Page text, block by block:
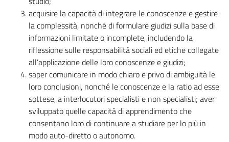
acquisire la capacità di integrare le conoscenze e gestire
la complessità, nonché di formulare giudizi sulla base di
informazioni limitate o incomplete, includendo la
riflessione sulle responsabilità sociali ed etiche collegate
all’applicazione delle loro conoscenze e giudizi;
saper comunicare in modo chiaro e privo di ambiguità le
loro conclusioni, nonché le conoscenze e la ratio ad esse
sottese, a interlocutori specialisti e non specialisti; aver
sviluppato quelle capacità di apprendimento che
consentano loro di continuare a studiare per lo più in
modo auto-diretto o autonomo.